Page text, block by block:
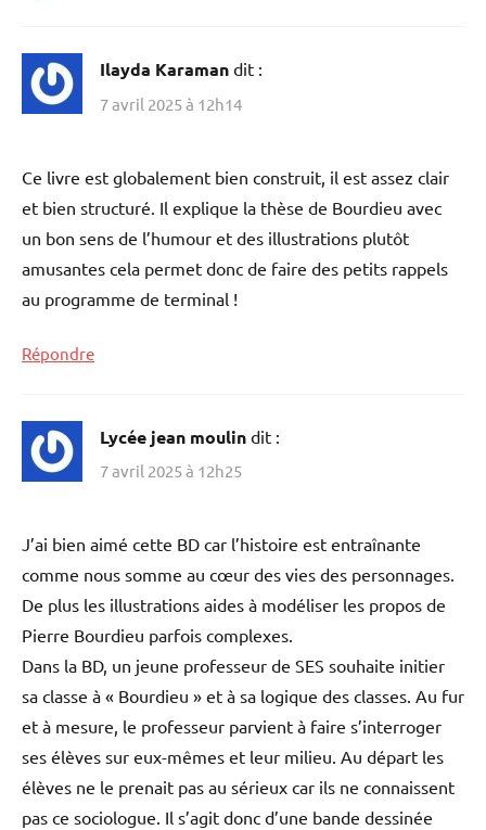
Ilayda Karaman dit :
7 avril 2025 à 12h14
Ce livre est globalement bien construit, il est assez clair
et bien structuré. Il explique la thèse de Bourdieu avec
un bon sens de l’humour et des illustrations plutôt
amusantes cela permet donc de faire des petits rappels
au programme de terminal !
Répondre
Lycée jean moulin dit :
7 avril 2025 à 12h25
J’ai bien aimé cette BD car l’histoire est entraînante
comme nous somme au cœur des vies des personnages.
De plus les illustrations aides à modéliser les propos de
Pierre Bourdieu parfois complexes.
Dans la BD, un jeune professeur de SES souhaite initier
sa classe à « Bourdieu » et à sa logique des classes. Au fur
et à mesure, le professeur parvient à faire s’interroger
ses élèves sur eux-mêmes et leur milieu. Au départ les
élèves ne le prenait pas au sérieux car ils ne connaissent
pas ce sociologue. Il s’agit donc d’une bande dessinée